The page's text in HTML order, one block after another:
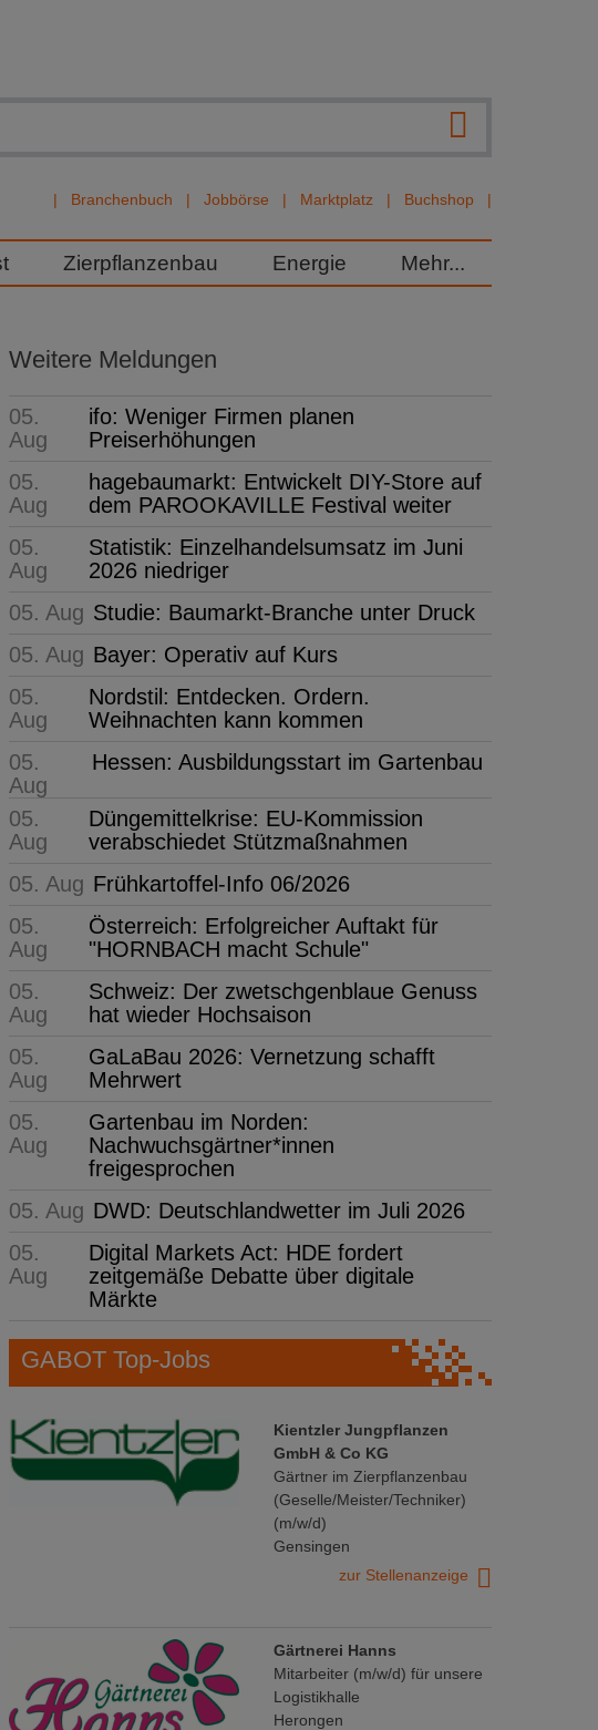
Branchenbuch Jobbörse Marktplatz Buchshop
Zierpflanzenbau Energie Mehr...
Weitere Meldungen
05.
Aug
ifo: Weniger Firmen planen
Preiserhöhungen
05.
Aug
hagebaumarkt: Entwickelt DIY-Store auf
dem PAROOKAVILLE Festival weiter
05.
Aug
Statistik: Einzelhandelsumsatz im Juni
2026 niedriger
05. Aug Studie: Baumarkt-Branche unter Druck
05. Aug Bayer: Operativ auf Kurs
05.
Aug
Nordstil: Entdecken. Ordern.
Weihnachten kann kommen
05.
Aug
Hessen: Ausbildungsstart im Gartenbau
05.
Aug
Düngemittelkrise: EU-Kommission
verabschiedet Stützmaßnahmen
05. Aug Frühkartoffel-Info 06/2026
05.
Aug
Österreich: Erfolgreicher Auftakt für
"HORNBACH macht Schule"
05.
Aug
Schweiz: Der zwetschgenblaue Genuss
hat wieder Hochsaison
05.
Aug
GaLaBau 2026: Vernetzung schafft
Mehrwert
05.
Aug
Gartenbau im Norden:
Nachwuchsgärtner*innen
freigesprochen
05. Aug DWD: Deutschlandwetter im Juli 2026
05.
Aug
Digital Markets Act: HDE fordert
zeitgemäße Debatte über digitale
Märkte
GABOT Top-Jobs
Kientzler Jungpflanzen
GmbH & Co KG
Gärtner im Zierpflanzenbau
(Geselle/Meister/Techniker)
(m/w/d)
Gensingen
zur Stellenanzeige
Gärtnerei Hanns
Mitarbeiter (m/w/d) für unsere
Logistikhalle
Herongen